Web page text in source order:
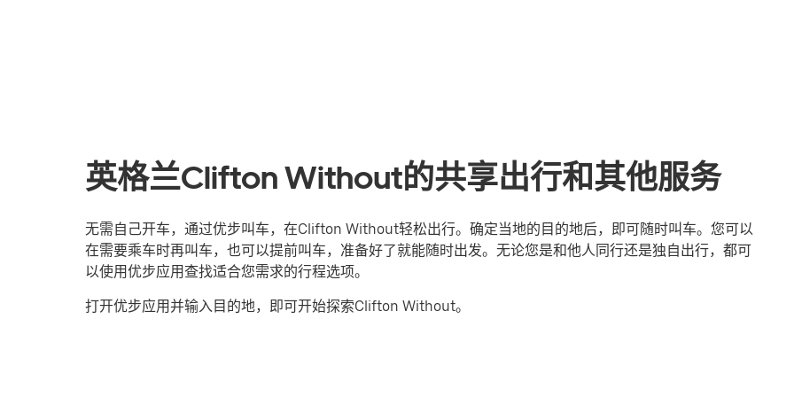
英格兰Clifton Without的共享出行和其他服务
无需自己开车，通过优步叫车，在Clifton Without轻松出行。确定当地的目的地后，即可随时叫车。您可以
在需要乘车时再叫车，也可以提前叫车，准备好了就能随时出发。无论您是和他人同行还是独自出行，都可
以使用优步应用查找适合您需求的行程选项。
打开优步应用并输入目的地，即可开始探索Clifton Without。